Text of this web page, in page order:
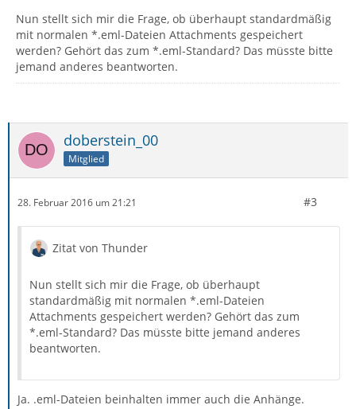
Nun stellt sich mir die Frage, ob überhaupt standardmäßig
mit normalen *.eml-Dateien Attachments gespeichert
werden? Gehört das zum *.eml-Standard? Das müsste bitte
jemand anderes beantworten.
doberstein_00
Mitglied
28. Februar 2016 um 21:21 #3
Zitat von Thunder
Nun stellt sich mir die Frage, ob überhaupt
standardmäßig mit normalen *.eml-Dateien
Attachments gespeichert werden? Gehört das zum
*.eml-Standard? Das müsste bitte jemand anderes
beantworten.
Ja. .eml-Dateien beinhalten immer auch die Anhänge.